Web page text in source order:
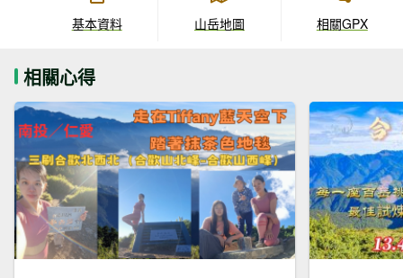
基本資料 山岳地圖 相關GPX
相關心得